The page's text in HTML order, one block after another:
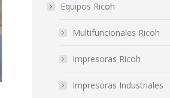
Equipos Ricoh
Multifuncionales Ricoh
Impresoras Ricoh
Impresoras Industriales